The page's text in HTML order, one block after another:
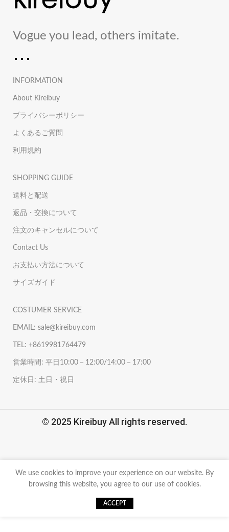
Vogue you lead, others imitate.
INFORMATION
About Kireibuy
プライバシーポリシー
よくあるご質問
利用規約
SHOPPING GUIDE
送料と配送
返品・交換について
注文のキャンセルについて
Contact Us
お支払い方法について
サイズガイド
COSTUMER SERVICE
EMAIL: sale@kireibuy.com
TEL: +8619981764479
営業時間: 平日10:00－12:00/14:00－17:00
定休日: 土日・祝日
© 2025 Kireibuy All rights reserved.
We use cookies to improve your experience on our website. By
browsing this website, you agree to our use of cookies.
ACCEPT